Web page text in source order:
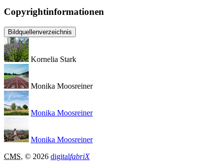
Copyrightinformationen
Bildquellenverzeichnis
Kornelia Stark
Monika Moosreiner
Monika Moosreiner
Monika Moosreiner
CMS, © 2026 digitalfabriX